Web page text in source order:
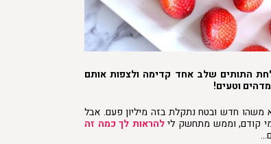
התותים שלב אחד קדימה ולצפות אותם
וטעים!
משהו חדש ובטח נתקלת בזה מיליון פעם. אבל
קודם, וממש מתחשק לילהראות לך כמה זה